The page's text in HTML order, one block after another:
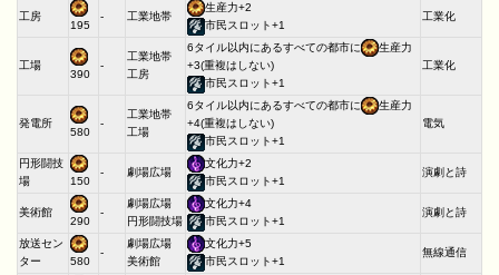
工房
195
- 工業地帯
生産力+2
市民スロット+1
工業化
工場
390
-
工業地帯
工房
6タイル以内にあるすべての都市に
生産力
+3(重複はしない)
市民スロット+1
工業化
発電所
580
-
工業地帯
工場
6タイル以内にあるすべての都市に
生産力
+4(重複はしない)
市民スロット+1
電気
円形闘技
場
150
- 劇場広場
文化力+2
市民スロット+1
演劇と詩
美術館
290
-
劇場広場
円形闘技場
文化力+4
市民スロット+1
演劇と詩
放送セン
ター
580
-
劇場広場
美術館
文化力+5
市民スロット+1
無線通信